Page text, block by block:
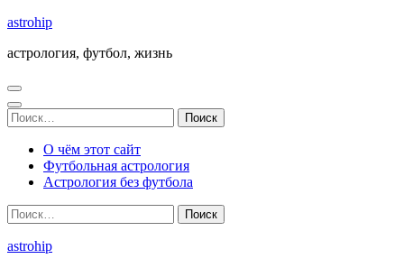
Перейти
содержимому
Enter)
astrohip
астрология, футбол, жизнь
Найти:
О чём этот сайт
Футбольная астрология
Астрология без футбола
Найти:
astrohip